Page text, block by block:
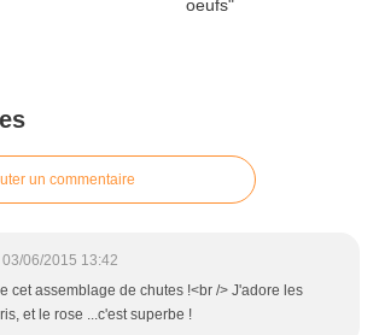
un commentaire
03/06/2015 13:42
cet assemblage de chutes !<br /> J'adore les
et le rose ...c'est superbe !